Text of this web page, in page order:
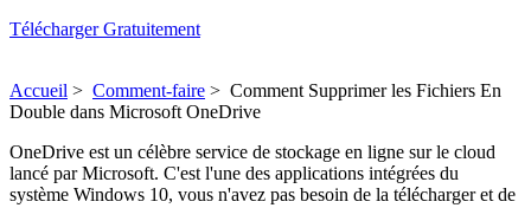
Télécharger Gratuitement
Accueil > Comment-faire > Comment Supprimer les Fichiers En
Double dans Microsoft OneDrive
OneDrive est un célèbre service de stockage en ligne sur le cloud
lancé par Microsoft. C'est l'une des applications intégrées du
système Windows 10, vous n'avez pas besoin de la télécharger et de